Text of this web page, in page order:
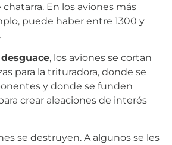
En los aviones más
puede haber entre 1300 y
, los aviones se cortan
para la trituradora, donde se
y donde se funden
crear aleaciones de interés
se destruyen. A algunos se les